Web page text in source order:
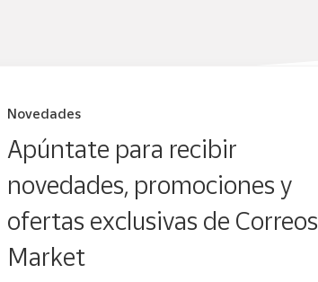
Novedades
Apúntate para recibir
novedades, promociones y
ofertas exclusivas de Correos
Market